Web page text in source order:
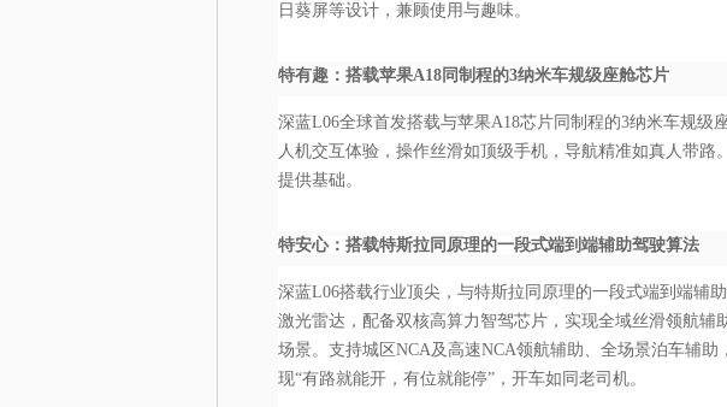
日葵屏等设计，兼顾使用与趣味。
特有趣：搭载苹果A18同制程的3纳米车规级座舱芯片
深蓝L06全球首发搭载与苹果A18芯片同制程的3纳米车规级
人机交互体验，操作丝滑如顶级手机，导航精准如真人带路
提供基础。
特安心：搭载特斯拉同原理的一段式端到端辅助驾驶算法
深蓝L06搭载行业顶尖，与特斯拉同原理的一段式端到端辅
激光雷达，配备双核高算力智驾芯片，实现全域丝滑领航辅
场景。支持城区NCA及高速NCA领航辅助、全场景泊车辅
现“有路就能开，有位就能停”，开车如同老司机。